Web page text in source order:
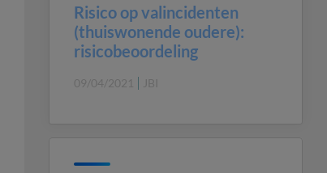
Risico op valincidenten
(thuiswonende oudere):
risicobeoordeling
09/04/2021 JBI